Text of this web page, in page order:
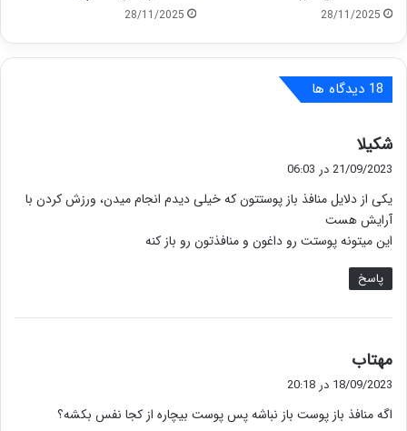
28/11/2025
28/11/2025
‫18 دیدگاه ها
شکیلا
ف
:
21/09/2023 در 06:03
یکی از دلایل منافذ باز پوستتون که خیلی دیدم انجام میدن، ورزش کردن با
آرایش هست
این میتونه پوستت رو داغون و منافذتون رو باز کنه
پاسخ
مهتاب
ف
:
18/09/2023 در 20:18
اگه منافذ باز پوست باز نباشه پس پوست بیچاره از کجا نفس بکشه؟